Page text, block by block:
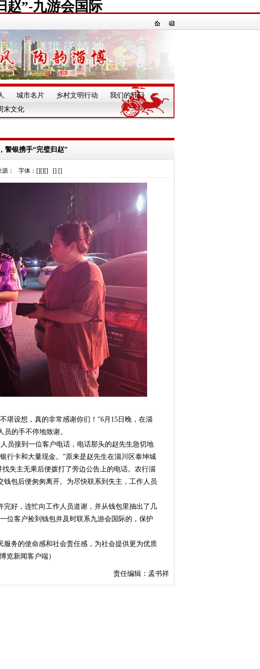
赵”-九游会国际
城市名片 乡村文明行动 我们的节日 一
末文化
警银携手“完璧归赵”
源： 字体：[][][] [] []
设想，真的非常感谢你们！”6月15日晚，在淄
的手不停地致谢。
接到一位客户电话，电话那头的赵先生急切地
行卡和大量现金。”原来是赵先生在淄川区泰坤城
失主无果后便拨打了旁边公告上的电话。农行淄
包后便匆匆离开。为尽快联系到失主，工作人员
好，连忙向工作人员道谢，并从钱包里抽出了几
位客户捡到钱包并及时联系九游会国际的，保护
务的使命感和社会责任感，为社会提供更为优质
览新闻客户端）
责任编辑：孟书祥